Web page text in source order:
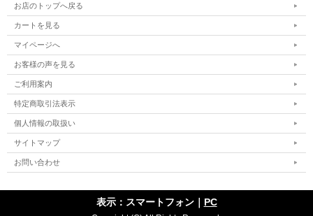
お店のトップへ戻る
カートを見る
マイページへ
お客様の声を見る
ご利用案内
特定商取引法表示
個人情報の取扱い
サイトマップ
お問い合わせ
表示：スマートフォン｜ PC